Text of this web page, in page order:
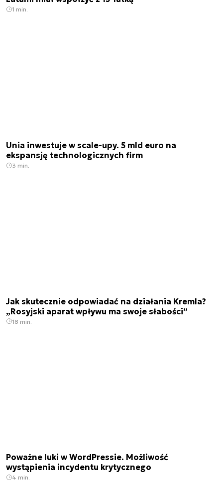
1 min.
Unia inwestuje w scale-upy. 5 mld euro na
ekspansję technologicznych firm
3 min.
Jak skutecznie odpowiadać na działania Kremla?
„Rosyjski aparat wpływu ma swoje słabości”
18 min.
Poważne luki w WordPressie. Możliwość
wystąpienia incydentu krytycznego
4 min.